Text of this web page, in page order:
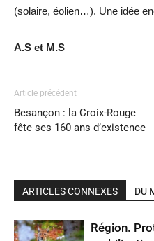
(solaire, éolien…). Une idée
A.S et M.S
Article précédent
Besançon : la Croix-Rouge
fête ses 160 ans d’existence
ARTICLES CONNEXES DU
Région.